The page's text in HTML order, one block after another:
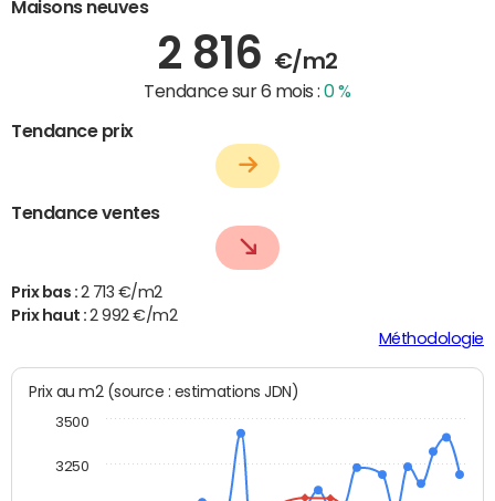
Maisons neuves
2 816 €/m2
Tendance sur 6 mois :0 %
Tendance prix
Tendance ventes
Prix bas : 2 713 €/m2
Prix haut :2 992 €/m2
Méthodologie
Prix au m2 (source : estimations JDN)
3250
3500